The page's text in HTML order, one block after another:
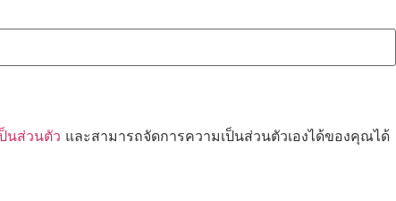
นส่วนตัว และสามารถจัดการความเป็นส่วนตัวเองได้ของคุณได้